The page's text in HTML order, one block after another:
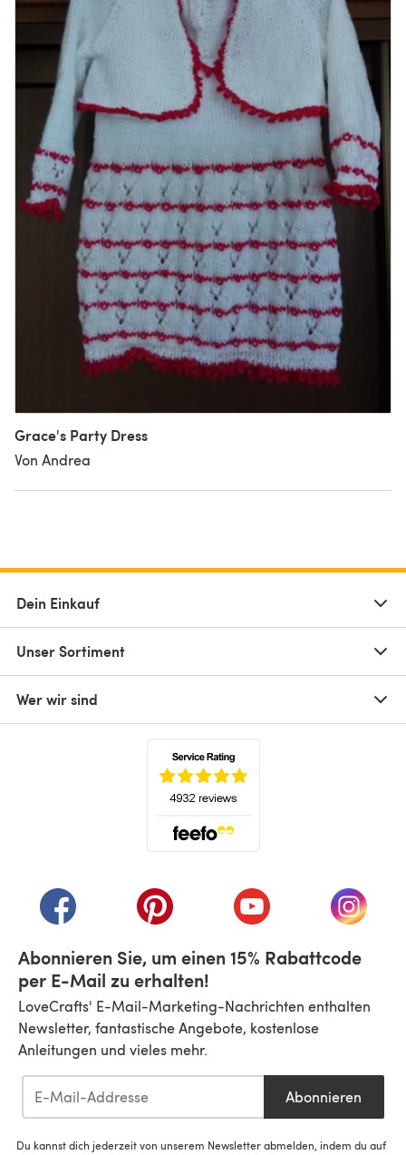
Grace's Party Dress
Von Andrea
Dein Einkauf
Unser Sortiment
Wer wir sind
(öffnet sich in einem neuen Tab)
(öffnet sich in einem neuen Tab)
(öffnet sich in einem
(öffnet
Abonnieren Sie, um einen 15% Rabattcode
per E-Mail zu erhalten!
LoveCrafts' E-Mail-Marketing-Nachrichten enthalten
Newsletter, fantastische Angebote, kostenlose
Anleitungen und vieles mehr.
Abonnieren
Du kannst dich jederzeit von unserem Newsletter abmelden, indem du auf